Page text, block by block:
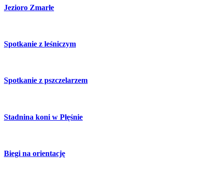
Jezioro Zmarłe
Spotkanie z leśniczym
Spotkanie z pszczelarzem
Stadnina koni w Płęśnie
Biegi na orientację